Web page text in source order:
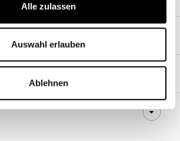
Alle zulassen
Auswahl erlauben
Ablehnen